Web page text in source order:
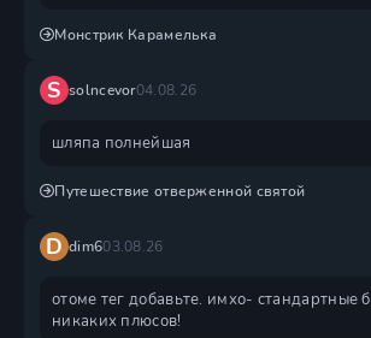
Монстрик Карамелька
S solncevor04.08.26
шляпа полнейшая
Путешествие отверженной святой
D dim603.08.26
отоме тег добавьте. имхо- стандартные бабские сопли.
никаких плюсов!